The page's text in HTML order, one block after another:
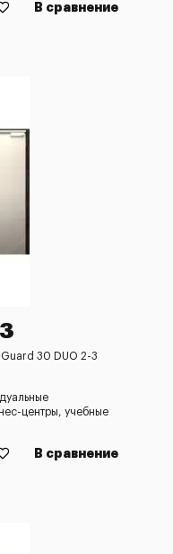
В сравнение
Guard 30 DUO 2-3
центры, учебные
В сравнение